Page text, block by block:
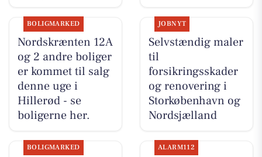
BOLIGMARKED
Nordskrænten 12A
og 2 andre boliger
er kommet til salg
denne uge i
Hillerød - se
boligerne her.
JOBNYT
Selvstændig maler
til
forsikringsskader
og renovering i
Storkøbenhavn og
Nordsjælland
BOLIGMARKED ALARM112